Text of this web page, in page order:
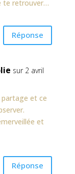
te retrouver…
Réponse
sur 2 avril
et ce
et
Réponse